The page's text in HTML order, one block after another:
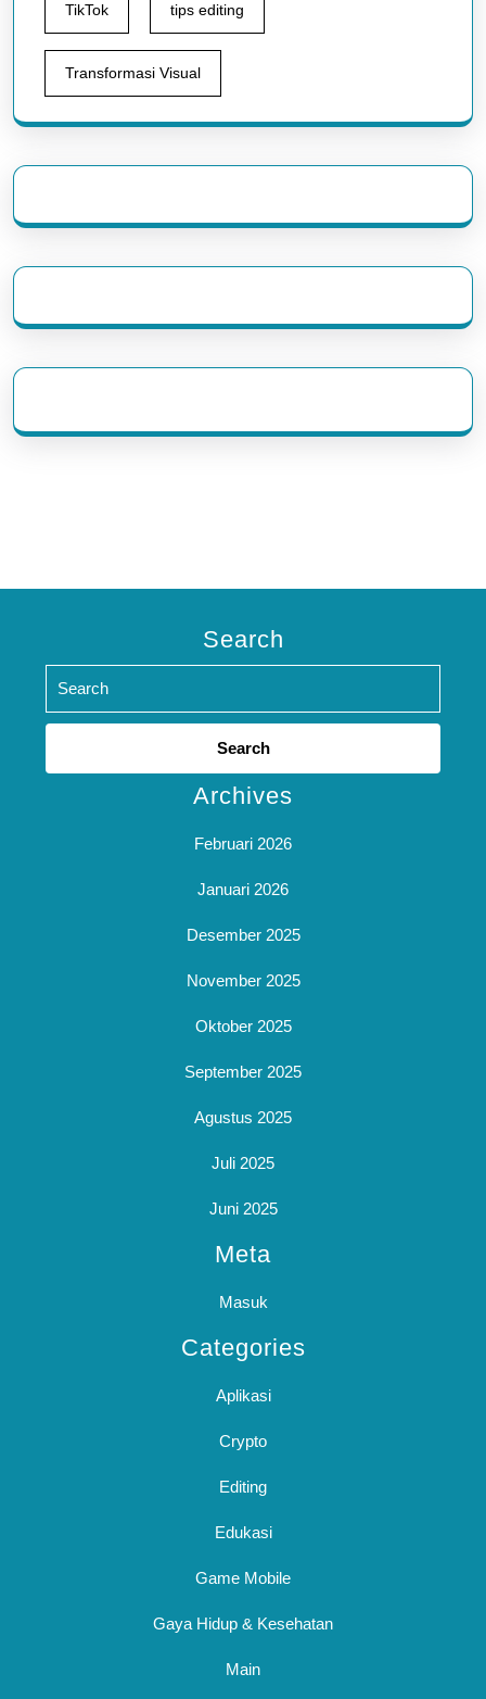
TikTok tips editing
Transformasi Visual
Search
Search
Archives
Februari 2026
Januari 2026
Desember 2025
November 2025
Oktober 2025
September 2025
Agustus 2025
Juli 2025
Juni 2025
Meta
Masuk
Categories
Aplikasi
Crypto
Editing
Edukasi
Game Mobile
Gaya Hidup & Kesehatan
Main